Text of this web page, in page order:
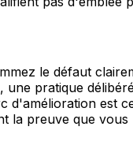
le défaut
pratique
d'amélioration est
la preuve que